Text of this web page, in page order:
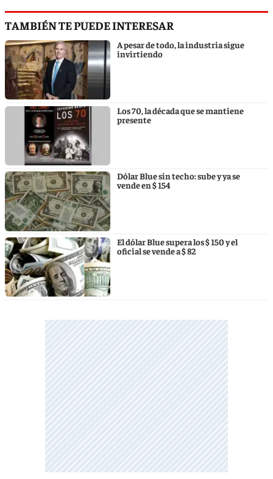
TAMBIÉN TE PUEDE INTERESAR
A pesar de todo, la industria sigue
invirtiendo
Los 70, la década que se mantiene
presente
Dólar Blue sin techo: sube y ya se
vende en $ 154
El dólar Blue supera los $ 150 y el
oficial se vende a $ 82